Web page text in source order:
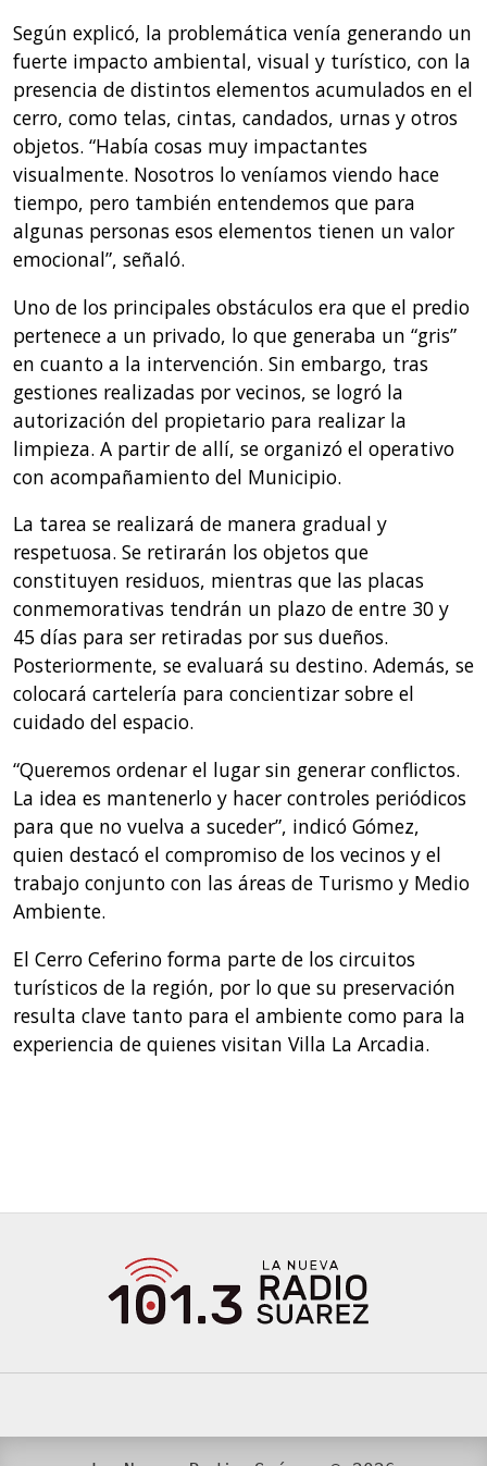
Según explicó, la problemática venía generando un
fuerte impacto ambiental, visual y turístico, con la
presencia de distintos elementos acumulados en el
cerro, como telas, cintas, candados, urnas y otros
objetos. “Había cosas muy impactantes
visualmente. Nosotros lo veníamos viendo hace
tiempo, pero también entendemos que para
algunas personas esos elementos tienen un valor
emocional”, señaló.
Uno de los principales obstáculos era que el predio
pertenece a un privado, lo que generaba un “gris”
en cuanto a la intervención. Sin embargo, tras
gestiones realizadas por vecinos, se logró la
autorización del propietario para realizar la
limpieza. A partir de allí, se organizó el operativo
con acompañamiento del Municipio.
La tarea se realizará de manera gradual y
respetuosa. Se retirarán los objetos que
constituyen residuos, mientras que las placas
conmemorativas tendrán un plazo de entre 30 y
45 días para ser retiradas por sus dueños.
Posteriormente, se evaluará su destino. Además, se
colocará cartelería para concientizar sobre el
cuidado del espacio.
“Queremos ordenar el lugar sin generar conflictos.
La idea es mantenerlo y hacer controles periódicos
para que no vuelva a suceder”, indicó Gómez,
quien destacó el compromiso de los vecinos y el
trabajo conjunto con las áreas de Turismo y Medio
Ambiente.
El Cerro Ceferino forma parte de los circuitos
turísticos de la región, por lo que su preservación
resulta clave tanto para el ambiente como para la
experiencia de quienes visitan Villa La Arcadia.